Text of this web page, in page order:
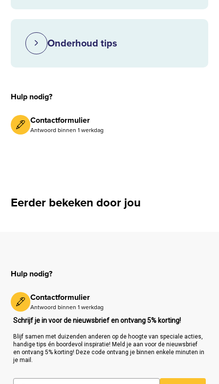
Onderhoud tips
Hulp nodig?
Contactformulier
Antwoord binnen 1 werkdag
Eerder bekeken door jou
Hulp nodig?
Contactformulier
Antwoord binnen 1 werkdag
Schrijf je in voor de nieuwsbrief en ontvang 5% korting!
Blijf samen met duizenden anderen op de hoogte van speciale acties,
handige tips én boordevol inspiratie! Meld je aan voor de nieuwsbrief
en ontvang 5% korting! Deze code ontvang je binnen enkele minuten in
je mail.